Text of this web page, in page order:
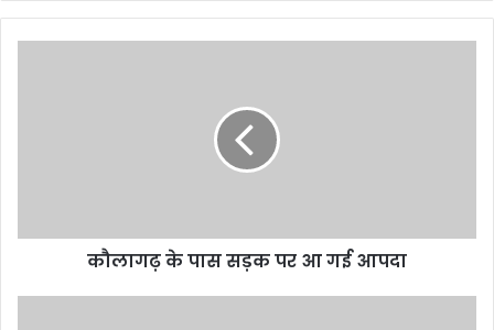
कौलागढ़ के पास सड़क पर आ गई आपदा